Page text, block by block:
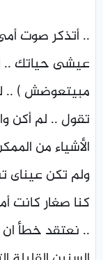
.. أتذكر صوت
عيشى حياتك ..
مبيتعوضش ) ..
تقول .. لم أكن
الأشياء من
ولم تكن عيناى
كنا صغار كانت
.. نعتقد خطأ ان